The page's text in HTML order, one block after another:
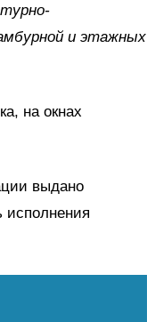
и этажных
на окнах
выдано
исполнения